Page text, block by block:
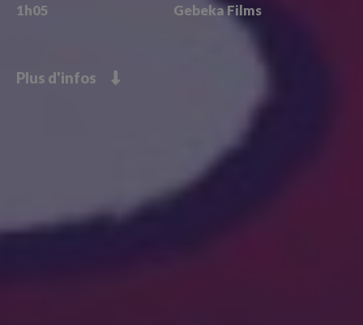
1h05 Gebeka Films
Plus d'infos